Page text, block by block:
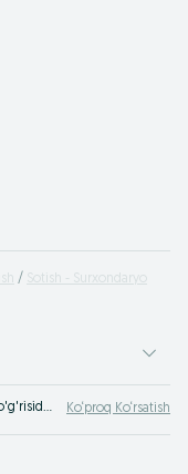
Sotish - Surxondaryo
Xususiy uy sotib olish Sherobod yoki uy sotilishi to'g'risida OLX.uz O'zbekiston servisida e'lon berish! Arzon narxda uyni bizda sotib olish mumkin Sherobod ! Ko‘proq Ko‘rsatish